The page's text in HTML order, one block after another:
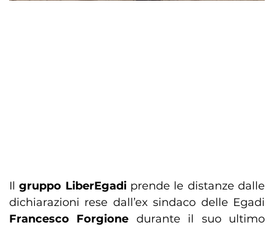
Ilgruppo LiberEgadi prende le distanze dalle
dichiarazioni rese dall’ex sindaco delle Egadi
Francesco Forgione durante il suo ultimo